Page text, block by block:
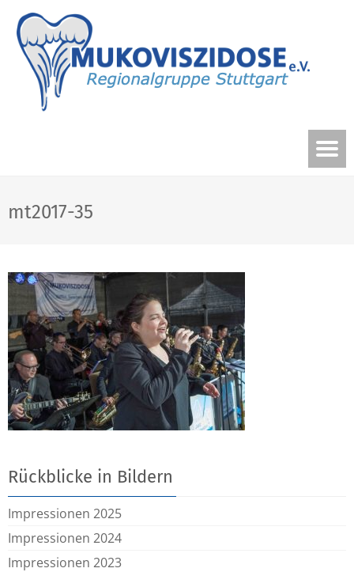
mt2017-35
Rückblicke in Bildern
Impressionen 2025
Impressionen 2024
Impressionen 2023